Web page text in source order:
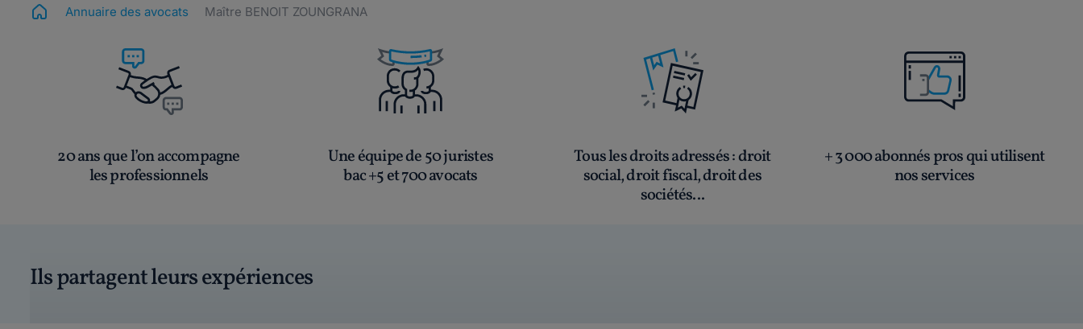
Annuaire des avocats Maître BENOIT ZOUNGRANA
20 ans que l’on accompagne
les professionnels
Une équipe de 50 juristes
bac +5 et 700 avocats
Tous les droits adressés: droit
social, droit fiscal, droit des
sociétés...
+ 3 000 abonnés pros qui utilisent
nos services
Ils partagent leurs expériences